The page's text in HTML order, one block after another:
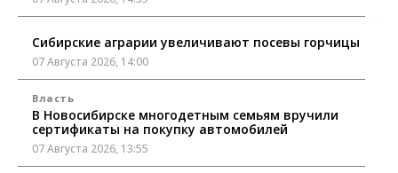
Сибирские аграрии увеличивают посевы горчицы
07 Августа 2026, 14:00
Власть
В Новосибирске многодетным семьям вручили
сертификаты на покупку автомобилей
07 Августа 2026, 13:55